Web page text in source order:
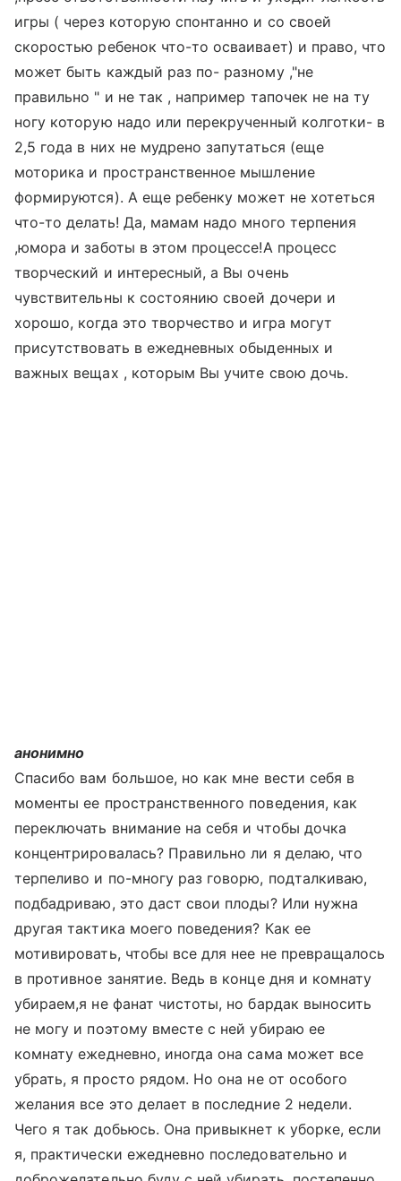
игры ( через которую спонтанно и со своей
скоростью ребенок что-то осваивает) и право, что
может быть каждый раз по- разному ,"не
правильно " и не так , например тапочек не на ту
ногу которую надо или перекрученный колготки- в
2,5 года в них не мудрено запутаться (еще
моторика и пространственное мышление
формируются). А еще ребенку может не хотеться
что-то делать! Да, мамам надо много терпения
,юмора и заботы в этом процессе!А процесс
творческий и интересный, а Вы очень
чувствительны к состоянию своей дочери и
хорошо, когда это творчество и игра могут
присутствовать в ежедневных обыденных и
важных вещах , которым Вы учите свою дочь.
анонимно
Спасибо вам большое, но как мне вести себя в
моменты ее пространственного поведения, как
переключать внимание на себя и чтобы дочка
концентрировалась? Правильно ли я делаю, что
терпеливо и по-многу раз говорю, подталкиваю,
подбадриваю, это даст свои плоды? Или нужна
другая тактика моего поведения? Как ее
мотивировать, чтобы все для нее не превращалось
в противное занятие. Ведь в конце дня и комнату
убираем,я не фанат чистоты, но бардак выносить
не могу и поэтому вместе с ней убираю ее
комнату ежедневно, иногда она сама может все
убрать, я просто рядом. Но она не от особого
желания все это делает в последние 2 недели.
Чего я так добьюсь. Она привыкнет к уборке, если
я, практически ежедневно последовательно и